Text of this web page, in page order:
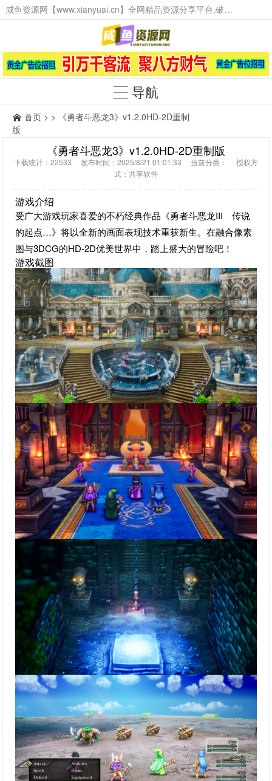
咸鱼资源网【www.xianyuai.cn】全网精品资源分享平台,破解软件,技术源码,火爆项目,工具辅助,这里无所不有。
导航
首页 > > 《勇者斗恶龙3》v1.2.0HD-2D重制
版
《勇者斗恶龙3》v1.2.0HD-2D重制版
下载统计：22533 发布时间：2025/8/21 01:01:33 当前分类： 授权方
式：共享软件
游戏介绍
受广大游戏玩家喜爱的不朽经典作品《勇者斗恶龙III 传说
的起点…》将以全新的画面表现技术重获新生。在融合像素
图与3DCG的HD-2D优美世界中，踏上盛大的冒险吧！
游戏截图